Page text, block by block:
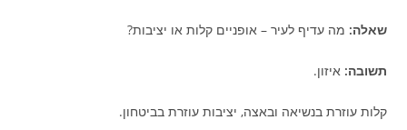
שאלה: מה עדיף לעיר – אופניים קלות או יציבות?
תשובה: איזון.
קלות עוזרת בנשיאה ובאצה, יציבות עוזרת בביטחון.